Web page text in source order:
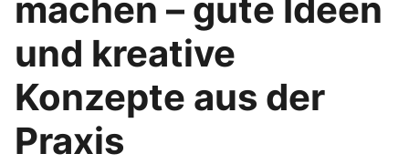
machen – gute Ideen
und kreative
Konzepte aus der
Praxis